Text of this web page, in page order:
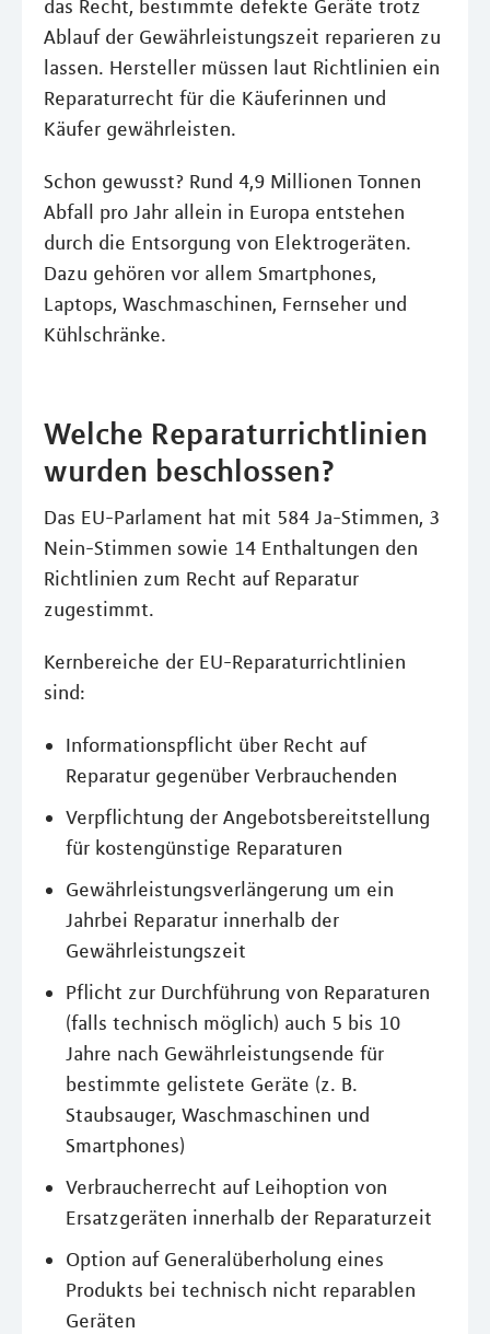
das Recht, bestimmte defekte Geräte trotz
Ablauf der Gewährleistungszeit reparieren zu
lassen. Hersteller müssen laut Richtlinien ein
Reparaturrecht für die Käuferinnen und
Käufer gewährleisten.
Schon gewusst? Rund 4,9 Millionen Tonnen
Abfall pro Jahr allein in Europa entstehen
durch die Entsorgung von Elektrogeräten.
Dazu gehören vor allem Smartphones,
Laptops, Waschmaschinen, Fernseher und
Kühlschränke.
Welche Reparaturrichtlinien
wurden beschlossen?
Das EU-Parlament hat mit 584 Ja-Stimmen, 3
Nein-Stimmen sowie 14 Enthaltungen den
Richtlinien zum Recht auf Reparatur
zugestimmt.
Kernbereiche der EU-Reparaturrichtlinien
sind:
Informationspflicht über Recht auf
Reparatur gegenüber Verbrauchenden
Verpflichtung der Angebotsbereitstellung
für kostengünstige Reparaturen
Gewährleistungsverlängerung um ein
Jahrbei Reparatur innerhalb der
Gewährleistungszeit
Pflicht zur Durchführung von Reparaturen
(falls technisch möglich) auch 5 bis 10
Jahre nach Gewährleistungsende für
bestimmte gelistete Geräte (z. B.
Staubsauger, Waschmaschinen und
Smartphones)
Verbraucherrecht auf Leihoption von
Ersatzgeräten innerhalb der Reparaturzeit
Option auf Generalüberholung eines
Produkts bei technisch nicht reparablen
Geräten